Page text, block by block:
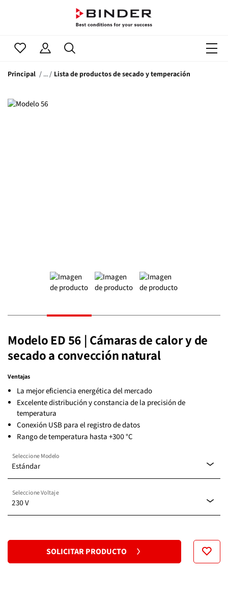
Principal Lista de productos de secado y temperación
Modelo ED 56 | Cámaras de calor y de
secado a convección natural
Ventajas
La mejor eficiencia energética del mercado
Excelente distribución y constancia de la precisión de
temperatura
Conexión USB para el registro de datos
Rango de temperatura hasta +300 °C
Estándar
Seleccione Modelo
Estándar
230 V
Seleccione Voltaje
SOLICITAR PRODUCTO